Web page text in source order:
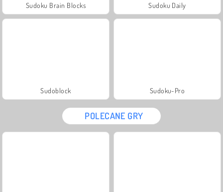
Sudoku Brain Blocks Sudoku Daily
Sudoblock Sudoku-Pro
POLECANE GRY